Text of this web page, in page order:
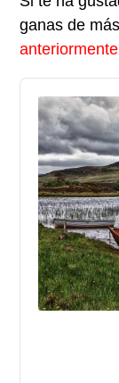
ganas de
anteriormente
Audio
Player